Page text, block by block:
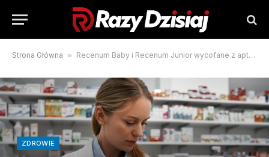
Strona Główna » Recenum Baby i Recenum Junior wycofane z aptek. GIF apeluje – Zdrowie Wprost
ZDROWIE